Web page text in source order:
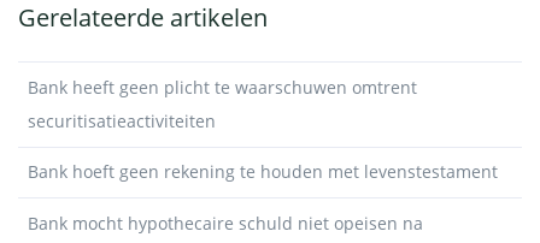
Gerelateerde artikelen
Bank heeft geen plicht te waarschuwen omtrent
securitisatieactiviteiten
Bank hoeft geen rekening te houden met levenstestament
Bank mocht hypothecaire schuld niet opeisen na